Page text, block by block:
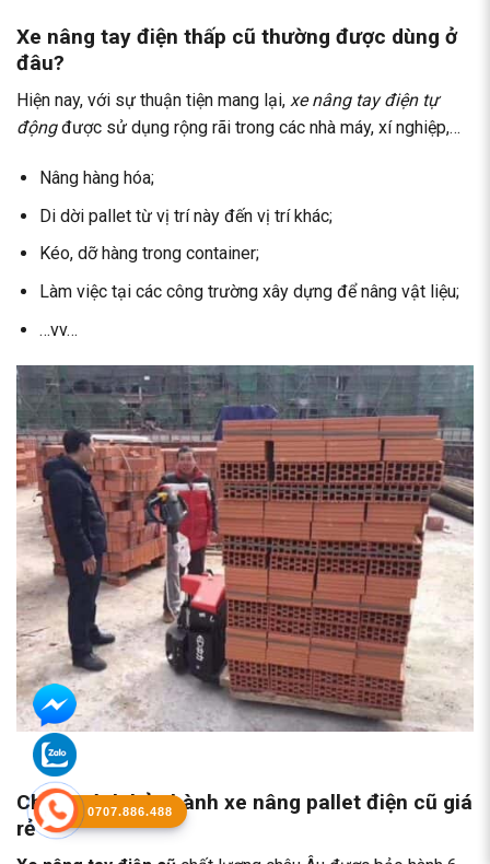
Xe nâng tay điện thấp cũ thường được dùng ở
đâu?
Hiện nay, với sự thuận tiện mang lại, xe nâng tay điện tự
độngđược sử dụng rộng rãi trong các nhà máy, xí nghiệp,…
Nâng hàng hóa;
Di dời pallet từ vị trí này đến vị trí khác;
Kéo, dỡ hàng trong container;
Làm việc tại các công trường xây dựng để nâng vật liệu;
…vv…
Chính sách bảo hành xe nâng pallet điện cũ giá
rẻ
0707.886.488